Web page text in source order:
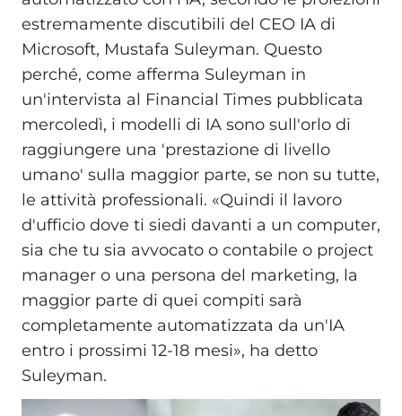
estremamente discutibili del CEO IA di
Microsoft, Mustafa Suleyman. Questo
perché, come afferma Suleyman in
un'intervista al Financial Times pubblicata
mercoledì, i modelli di IA sono sull'orlo di
raggiungere una 'prestazione di livello
umano' sulla maggior parte, se non su tutte,
le attività professionali. «Quindi il lavoro
d'ufficio dove ti siedi davanti a un computer,
sia che tu sia avvocato o contabile o project
manager o una persona del marketing, la
maggior parte di quei compiti sarà
completamente automatizzata da un'IA
entro i prossimi 12-18 mesi», ha detto
Suleyman.